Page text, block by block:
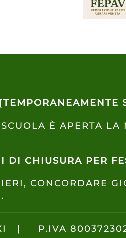
TEMPORANEAMENTE
È APERTA
CHIUSURA PER
CONCORDARE
| P.IVA